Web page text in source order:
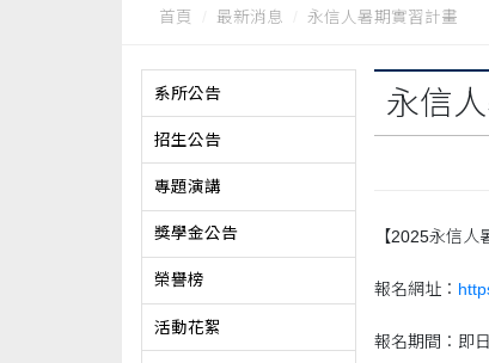
首頁 最新消息 永信人暑期實習計畫
系所公告
招生公告
專題演講
獎學金公告
榮譽榜
活動花絮
永信
【2025永信人
報名網址：
報名期間：即